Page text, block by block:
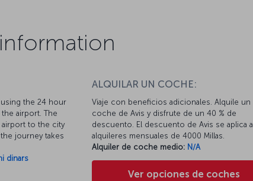
the 24 hour
airport. The
airport to the city
journey takes
dinars
ALQUILAR UN COCHE:
Viaje con beneficios adicionales. Alquile un
coche de Avis y disfrute de un 40 % de
descuento. El descuento de Avis se aplica a
alquileres mensuales de 4000 Millas.
Alquiler de coche medio: N/A
Ver opciones de coches